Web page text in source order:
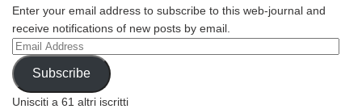
Enter your email address to subscribe to this web-journal and
receive notifications of new posts by email.
Email
Address
Subscribe
Unisciti a 61 altri iscritti